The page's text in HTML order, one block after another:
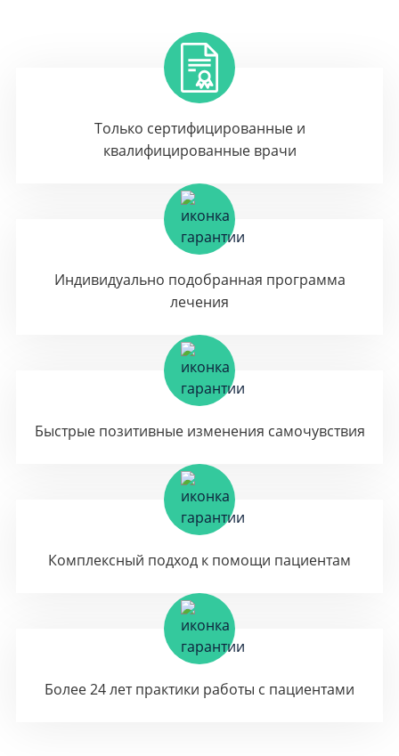
Только сертифицированные и
квалифицированные врачи
Индивидуально подобранная программа
лечения
Быстрые позитивные изменения самочувствия
Комплексный подход к помощи пациентам
Более 24 лет практики работы с пациентами